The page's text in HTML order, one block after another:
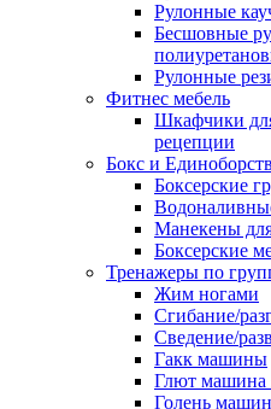
Рулонные
Бесшовные
Рулонные
Фитнес мебель
Шкафчики
рецепции
Бокс и
Боксерские
Манекены
Боксерские
Тренажеры по
Жим ногами
Сгибание/
Сведение/
Гакк машины
Глют машина
Голень